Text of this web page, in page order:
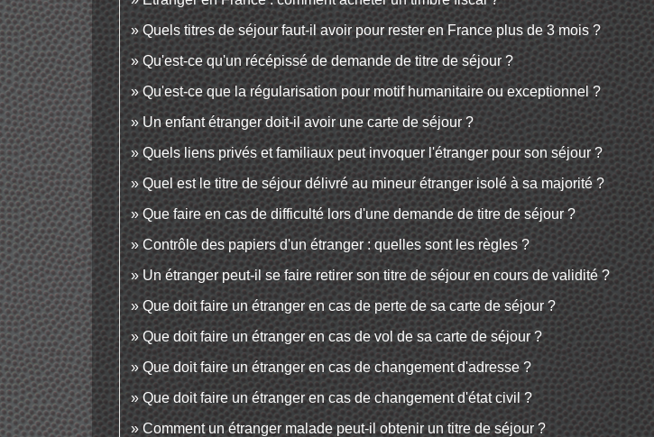
Quels titres de séjour faut-il avoir pour rester en France plus de 3 mois ?
Qu'est-ce qu'un récépissé de demande de titre de séjour ?
Qu'est-ce que la régularisation pour motif humanitaire ou exceptionnel ?
Un enfant étranger doit-il avoir une carte de séjour ?
Quels liens privés et familiaux peut invoquer l'étranger pour son séjour ?
Quel est le titre de séjour délivré au mineur étranger isolé à sa majorité ?
Que faire en cas de difficulté lors d'une demande de titre de séjour ?
Contrôle des papiers d'un étranger : quelles sont les règles ?
Un étranger peut-il se faire retirer son titre de séjour en cours de validité ?
Que doit faire un étranger en cas de perte de sa carte de séjour ?
Que doit faire un étranger en cas de vol de sa carte de séjour ?
Que doit faire un étranger en cas de changement d'adresse ?
Que doit faire un étranger en cas de changement d'état civil ?
Comment un étranger malade peut-il obtenir un titre de séjour ?